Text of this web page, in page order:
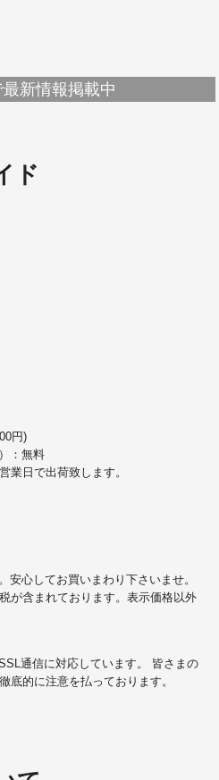
新情報掲載中
ド
円)
：無料
業日で出荷致します。
安心してお買いまわり下さいませ。
が含まれております。表示価格以外
通信に対応しています。 皆さまの
底的に注意を払っております。